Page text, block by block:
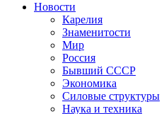
Новости
Карелия
Знаменитости
Мир
Россия
Бывший СССР
Экономика
Силовые структуры
Наука и техника